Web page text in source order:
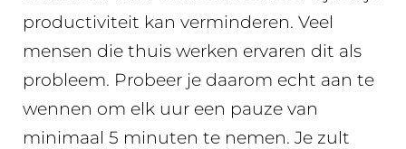
productiviteit kan verminderen. Veel
mensen die thuis werken ervaren dit als
probleem. Probeer je daarom echt aan te
wennen om elk uur een pauze van
minimaal 5 minuten te nemen. Je zult